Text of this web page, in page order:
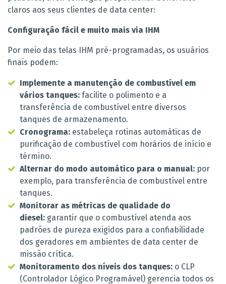
claros aos seus clientes de data center:
Configuração fácil e muito mais via IHM
Por meio das telas IHM pré-programadas, os usuários
finais podem:
Implemente a manutenção de combustível em
vários tanques: facilite o polimento e a
transferência de combustível entre diversos
tanques de armazenamento.
Cronograma: estabeleça rotinas automáticas de
purificação de combustível com horários de início e
término.
Alternar do modo automático para o manual: por
exemplo, para transferência de combustível entre
tanques.
Monitorar as métricas de qualidade do
diesel: garantir que o combustível atenda aos
padrões de pureza exigidos para a confiabilidade
dos geradores em ambientes de data center de
missão crítica.
Monitoramento dos níveis dos tanques: o CLP
(Controlador Lógico Programável) gerencia todos os